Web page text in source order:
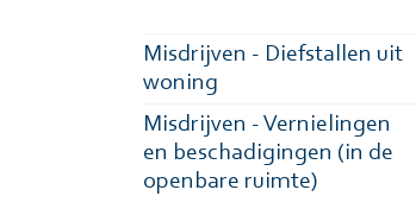
Misdrijven - Diefstallen uit
woning
Misdrijven - Vernielingen
en beschadigingen (in de
openbare ruimte)